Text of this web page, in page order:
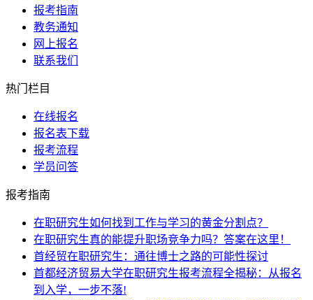
报考指南
教务通知
网上报名
联系我们
热门栏目
在线报名
报名表下载
报考流程
学员问答
报考指南
在职研究生如何找到工作与学习的黄金分割点？
在职研究生真的能提升职场竞争力吗？答案在这里！
首经贸在职研究生：通往博士之路的可能性探讨
首都经济贸易大学在职研究生报考流程全揭秘：从报名
到入学，一步不落!